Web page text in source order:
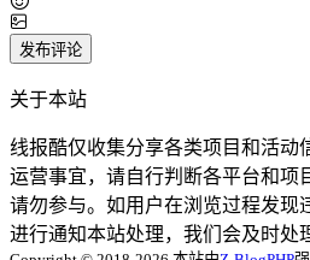
发布评论
关于本站
线报酷仅收集分享各类项目和活动
运营事宜，请自行判断各平台和项
请勿参与。如用户在浏览过程发现
进行通知本站处理，我们会及时处